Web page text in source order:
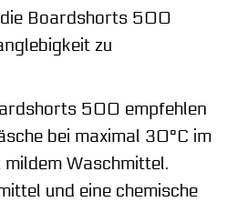
Boardshorts 500
zu
500 empfehlen
bei maximal 30°C im
Waschmittel.
und eine chemische